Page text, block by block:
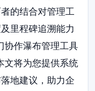
的结合对管理工
里程碑追溯能力
协作瀑布管理工具
文将为您提供系统
地建议，助力企